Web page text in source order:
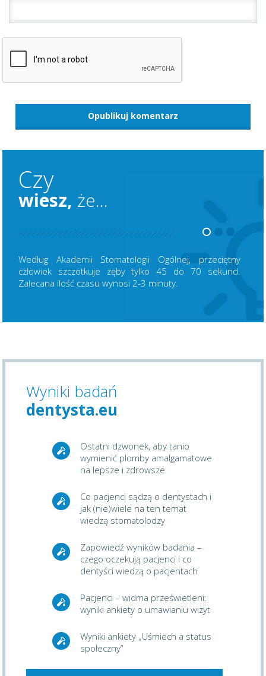
Czy
wiesz, że...
Według Akademii Stomatologii Ogólnej, przeciętny
człowiek szczotkuje zęby tylko 45 do 70 sekund.
Zalecana ilość czasu wynosi 2-3 minuty.
Wyniki badań
dentysta.eu
Ostatni dzwonek, aby tanio
wymienić plomby amalgamatowe
na lepsze i zdrowsze
Co pacjenci sądzą o dentystach i
jak (nie)wiele na ten temat
wiedzą stomatolodzy
Zapowiedź wyników badania –
czego oczekują pacjenci i co
dentyści wiedzą o pacjentach
Pacjenci – widma prześwietleni:
wyniki ankiety o umawianiu wizyt
Wyniki ankiety „Uśmiech a status
społeczny”